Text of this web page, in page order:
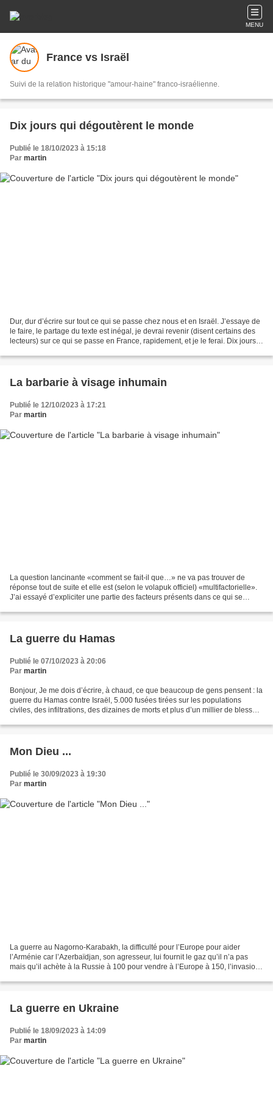
MENU
France vs Israël
Suivi de la relation historique "amour-haine" franco-israélienne.
Dix jours qui dégoutèrent le monde
Publié le 18/10/2023 à 15:18
Par martin
Dur, dur d’écrire sur tout ce qui se passe chez nous et en Israël. J’essaye de
le faire, le partage du texte est inégal, je devrai revenir (disent certains des
lecteurs) sur ce qui se passe en France, rapidement, et je le ferai. Dix jours
La barbarie à visage inhumain
Publié le 12/10/2023 à 17:21
Par martin
La question lancinante «comment se fait-il que…» ne va pas trouver de
réponse tout de suite et elle est (selon le volapuk officiel) «multifactorielle».
J’ai essayé d’expliciter une partie des facteurs présents dans ce qui se
La guerre du Hamas
Publié le 07/10/2023 à 20:06
Par martin
Bonjour, Je me dois d’écrire, à chaud, ce que beaucoup de gens pensent : la
guerre du Hamas contre Israël, 5.000 fusées tirées sur les populations
civiles, des infiltrations, des dizaines de morts et plus d’un millier de blessés,
Mon Dieu ...
Publié le 30/09/2023 à 19:30
Par martin
La guerre au Nagorno-Karabakh, la difficulté pour l’Europe pour aider
l’Arménie car l’Azerbaïdjan, son agresseur, lui fournit le gaz qu’il n’a pas
mais qu’il achète à la Russie à 100 pour vendre à l’Europe à 150, l’invasion
La guerre en Ukraine
Publié le 18/09/2023 à 14:09
Par martin